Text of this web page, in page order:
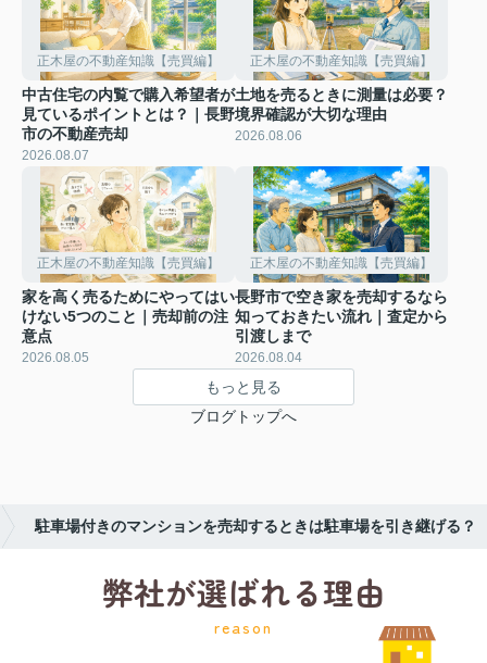
正木屋の不動産知識【売買編】
中古住宅の内覧で購入希望者が
見ているポイントとは？｜長野
市の不動産売却
2026.08.07
正木屋の不動産知識【売買編】
土地を売るときに測量は必要？
境界確認が大切な理由
2026.08.06
正木屋の不動産知識【売買編】
家を高く売るためにやってはい
けない5つのこと｜売却前の注
意点
2026.08.05
正木屋の不動産知識【売買編】
長野市で空き家を売却するなら
知っておきたい流れ｜査定から
引渡しまで
2026.08.04
もっと見る
ブログトップへ
駐車場付きのマンションを売却するときは駐車場を引き継げる？
弊社が選ばれる理由
reason